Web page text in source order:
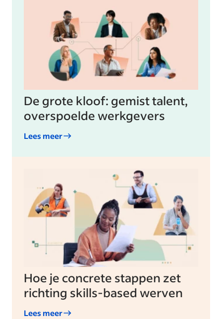
De grote kloof: gemist talent,
overspoelde werkgevers
Lees meer
Hoe je concrete stappen zet
richting skills-based werven
Lees meer